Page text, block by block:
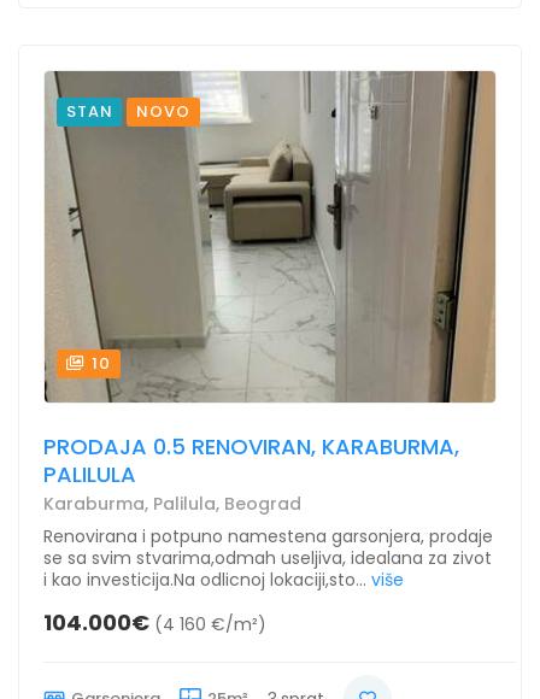
STAN NOVO
10
PRODAJA 0.5 RENOVIRAN, KARABURMA,
PALILULA
Karaburma, Palilula, Beograd
Renovirana i potpuno namestena garsonjera, prodaje
se sa svim stvarima,odmah useljiva, idealana za zivot
i kao investicija.Na odlicnoj lokaciji,sto... više
104.000€ (4 160 €/m²)